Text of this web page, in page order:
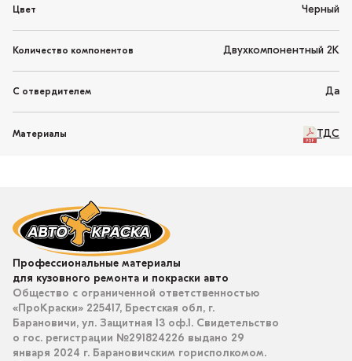
Цвет Черный
Количество компонентов Двухкомпонентный 2K
С отвердителем Да
Материалы ТДС
Профессиональные материалы
для кузовного ремонта и покраски авто
Общество с ограниченной ответственностью
«ПроКраски» 225417, Брестская обл, г.
Барановичи, ул. Защитная 13 оф.1. Свидетельство
о гос. регистрации №291824226 выдано 29
января 2024 г. Барановичским горисполкомом.